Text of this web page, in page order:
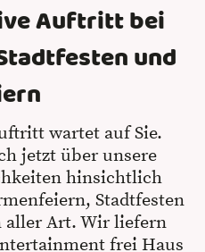
Auftritt bei
und
wartet auf Sie.
jetzt über unsere
hinsichtlich
Stadtfesten
aller Art. Wir liefern
frei Haus